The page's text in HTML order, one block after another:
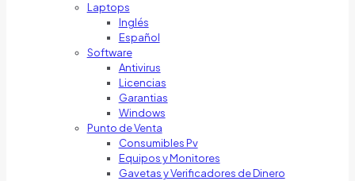
Laptops
Inglés
Español
Software
Antivirus
Licencias
Garantias
Windows
Punto de Venta
Consumibles Pv
Equipos y Monitores
Gavetas y Verificadores de Dinero